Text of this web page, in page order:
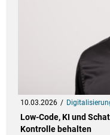
10.03.2026
Low-Code, KI und
Kontrolle behalten